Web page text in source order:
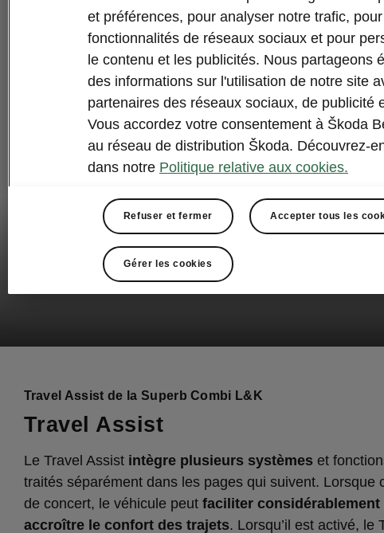
Travel Assist de la Superb Combi L&K
Travel Assist
Le Travel Assist intègre plusieurs systèmes et
traités séparément dans les pages qui suivent. Lorsque
de concert, le véhicule peut faciliter considérablement
accroître le confort des trajets. Lorsqu’il est activé, le
et préférences, pour analyser notre trafic,
fonctionnalités de réseaux sociaux et pour
le contenu et les publicités. Nous partageons
des informations sur l'utilisation de notre site
partenaires des réseaux sociaux, de publicité
Vous accordez votre consentement à Škoda
au réseau de distribution Škoda. Découvrez-
dans notre Politique relative aux cookies.
Refuser et fermer Accepter tous les
Gérer les cookies